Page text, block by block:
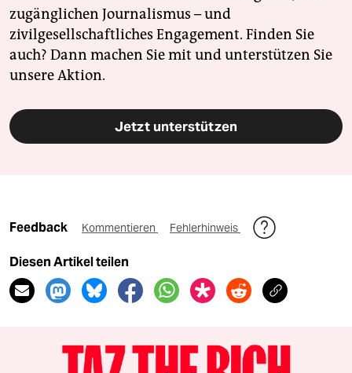
zugänglichen Journalismus – und
zivilgesellschaftliches Engagement. Finden Sie
auch? Dann machen Sie mit und unterstützen Sie
unsere Aktion.
Jetzt unterstützen
Feedback Kommentieren Fehlerhinweis
Diesen Artikel teilen